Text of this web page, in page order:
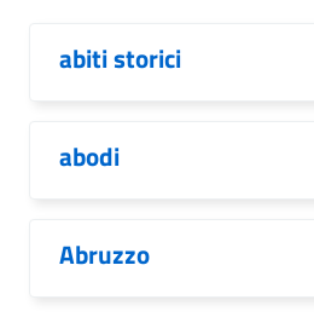
abiti storici
abodi
Abruzzo